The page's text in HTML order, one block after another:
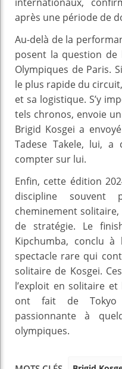
après une période de
Au-delà de la
posent la question de
Olympiques de Paris.
le plus rapide du
et sa logistique. S’y
tels chronos, envoie
Brigid Kosgei a
Tadese Takele, lui,
compter sur lui.
Enfin, cette édition
discipline souvent
cheminement
de stratégie. Le
Kipchumba, conclu
spectacle rare qui
solitaire de Kosgei.
l’exploit en solitaire
ont fait de Tokyo
passionnante à
olympiques.